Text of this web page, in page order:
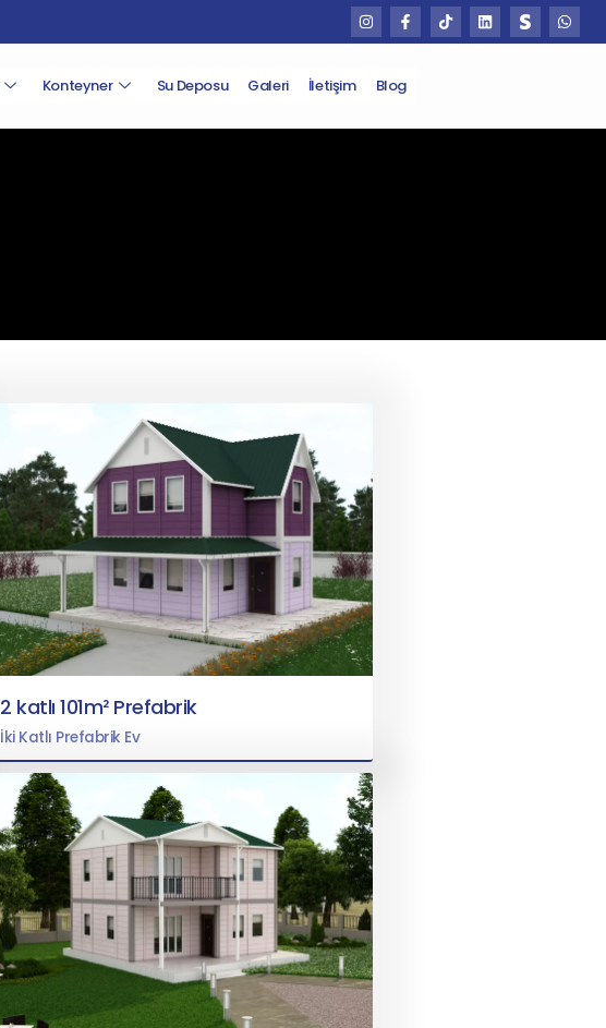
Konteyner Su Deposu Galeri İletişim Blog
2 katlı 101m² Prefabrik
İki Katlı Prefabrik Ev